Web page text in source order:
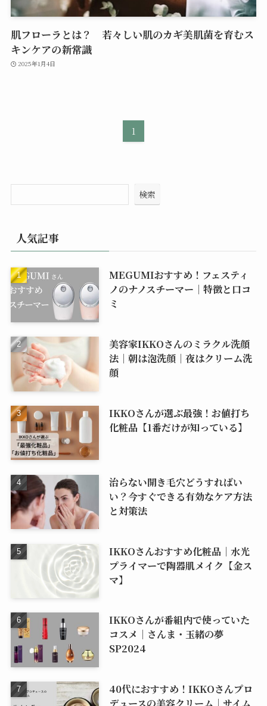
肌フローラとは？ 若々しい肌のカギ美肌菌を育むス
キンケアの新常識
2025年1月4日
1
検索
人気記事
MEGUMIおすすめ！フェスティ
ノのナノスチーマー｜特徴と口コ
ミ
美容家IKKOさんのミラクル洗顔
法｜朝は泡洗顔｜夜はクリーム洗
顔
IKKOさんが選ぶ最強！お値打ち
化粧品【1番だけが知っている】
治らない開き毛穴どうすればい
い？今すぐできる有効なケア方法
と対策法
IKKOさんおすすめ化粧品｜水光
プライマーで陶器肌メイク【金ス
マ】
IKKOさんが番組内で使っていた
コスメ｜さんま・玉緒の夢
SP2024
40代におすすめ！IKKOさんプロ